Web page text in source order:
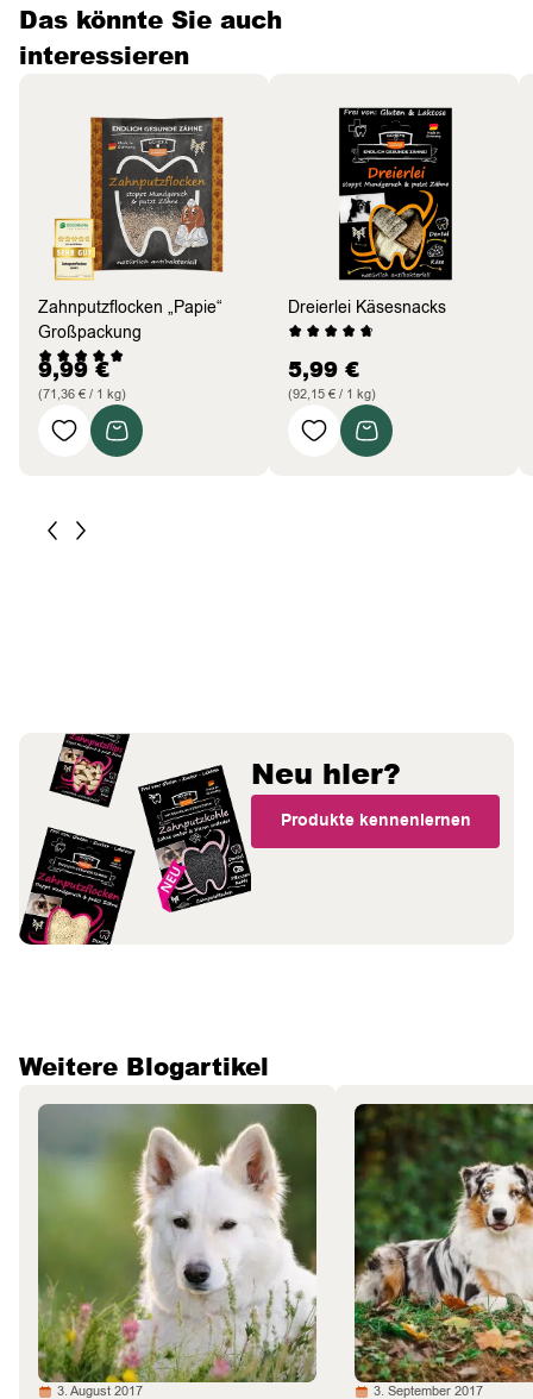
Das könnte Sie auch
interessieren
Zahnputzflocken „Papie“
Großpackung
9,99€
(71,36 € / 1 kg)
Dreierlei Käsesnacks
5,99 €
(92,15 € / 1 kg)
Neu hier?
Produkte kennenlernen
Weitere Blogartikel
3. August 2017 3. September 2017